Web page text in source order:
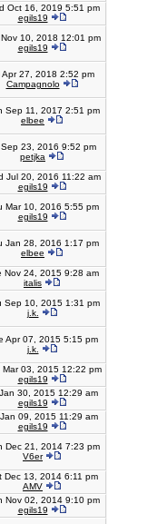
Oct 16, 2019 5:51 pm
egils19
10, 2018 12:01 pm
egils19
Apr 27, 2018 2:52 pm
Campagnolo
Sep 11, 2017 2:51 pm
elbee
Sep 23, 2016 9:52 pm
petjka
Jul 20, 2016 11:22 am
egils19
Mar 10, 2016 5:55 pm
egils19
Jan 28, 2016 1:17 pm
elbee
Nov 24, 2015 9:28 am
italis
Sep 10, 2015 1:31 pm
j.k.
Apr 07, 2015 5:15 pm
j.k.
Mar 03, 2015 12:22 pm
egils19
30, 2015 12:29 am
egils19
09, 2015 11:29 am
egils19
Dec 21, 2014 7:23 pm
V6er
Dec 13, 2014 6:11 pm
AMV
Nov 02, 2014 9:10 pm
egils19